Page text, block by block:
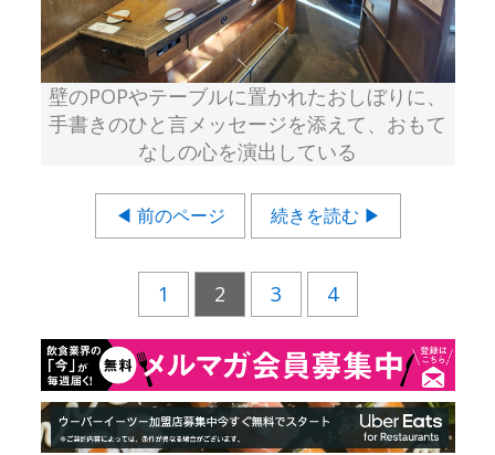
壁のPOPやテーブルに置かれたおしぼりに、
手書きのひと言メッセージを添えて、おもて
なしの心を演出している
◀ 前のページ 続きを読む ▶
1 2 3 4